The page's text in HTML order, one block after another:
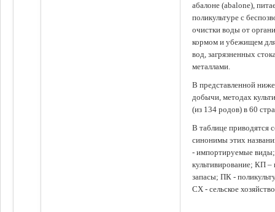
абалоне (abalone),
поликультуре с
очистки воды от
кормом и убежищем
вод, загрязненных
металлами.
В представленной
добычи, методах
(из 134 родов) в 60
В таблице приводятся
синонимы этих
- импортируемые
культивирование; КП
запасы; ПК -
СХ - сельское